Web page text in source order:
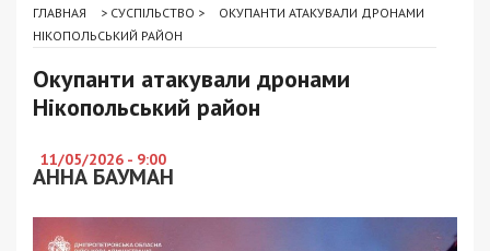
ГЛАВНАЯ > СУСПІЛЬСТВО >
ОКУПАНТИ АТАКУВАЛИ ДРОНАМИ
НІКОПОЛЬСЬКИЙ РАЙОН
Окупанти атакували дронами
Нікопольський район
11/05/2026 - 9:00
АННА БАУМАН